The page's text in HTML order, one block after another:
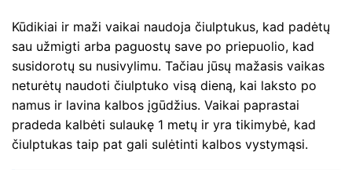
Kūdikiai ir maži vaikai naudoja čiulptukus, kad padėtų
sau užmigti arba paguostų save po priepuolio, kad
susidorotų su nusivylimu. Tačiau jūsų mažasis vaikas
neturėtų naudoti čiulptuko visą dieną, kai laksto po
namus ir lavina kalbos įgūdžius. Vaikai paprastai
pradeda kalbėti sulaukę 1 metų ir yra tikimybė, kad
čiulptukas taip pat gali sulėtinti kalbos vystymąsi.